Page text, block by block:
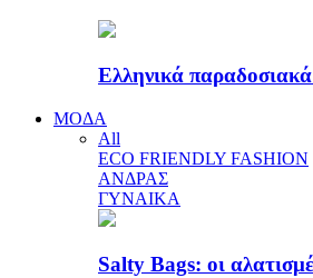
Ελληνικά
ΜΟΔΑ
All
ECO FRIENDLY FASHION
ΑΝΔΡΑΣ
ΓΥΝΑΙΚΑ
Salty Bags: οι